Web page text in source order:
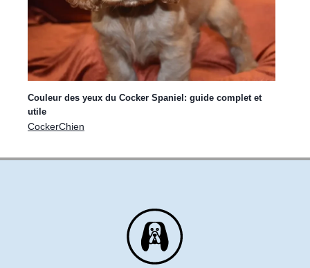
Cocker marron: guide complet sur cette
couleur magnifique
Couleur des yeux du Cocker Spaniel: guide complet et
utile
CockerChien